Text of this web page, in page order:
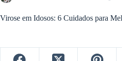
Virose em Idosos: 6 Cuidados para